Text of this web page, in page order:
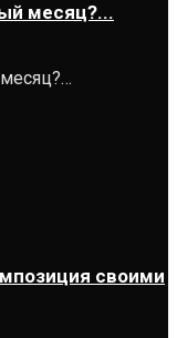
месяц?...
своими